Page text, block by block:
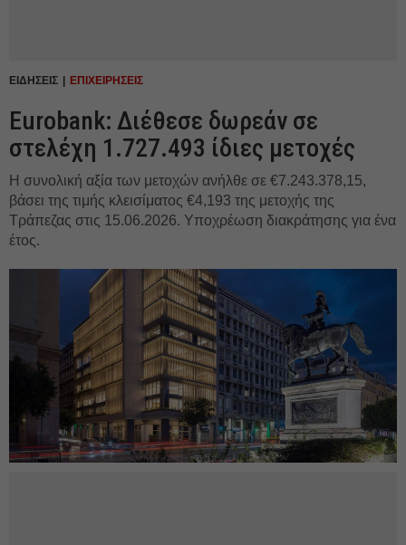
ΕΙΔΗΣΕΙΣ ΕΠΙΧΕΙΡΗΣΕΙΣ
Eurobank: Διέθεσε δωρεάν σε
στελέχη 1.727.493 ίδιες μετοχές
Η συνολική αξία των μετοχών ανήλθε σε €7.243.378,15,
βάσει της τιμής κλεισίματος €4,193 της μετοχής της
Τράπεζας στις 15.06.2026. Υποχρέωση διακράτησης για ένα
έτος.